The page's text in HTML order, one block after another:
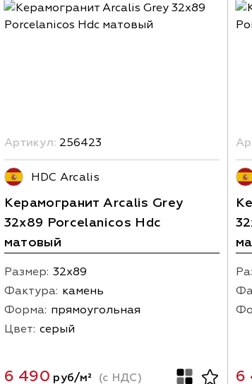
Артикул: 256423
HDC Arcalis
Керамогранит Arcalis Grey
32x89 Porcelanicos Hdc
матовый
Размер: 32х89
Фактура: камень
Форма: прямоугольная
Цвет: серый
6 490 руб/м² (с НДС) 6